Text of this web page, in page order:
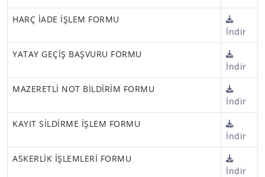
HARÇ İADE İŞLEM FORMU
İndir
YATAY GEÇİŞ BAŞVURU FORMU
İndir
MAZERETLİ NOT BİLDİRİM FORMU
İndir
KAYIT SİLDİRME İŞLEM FORMU
İndir
ASKERLİK İŞLEMLERİ FORMU
İndir